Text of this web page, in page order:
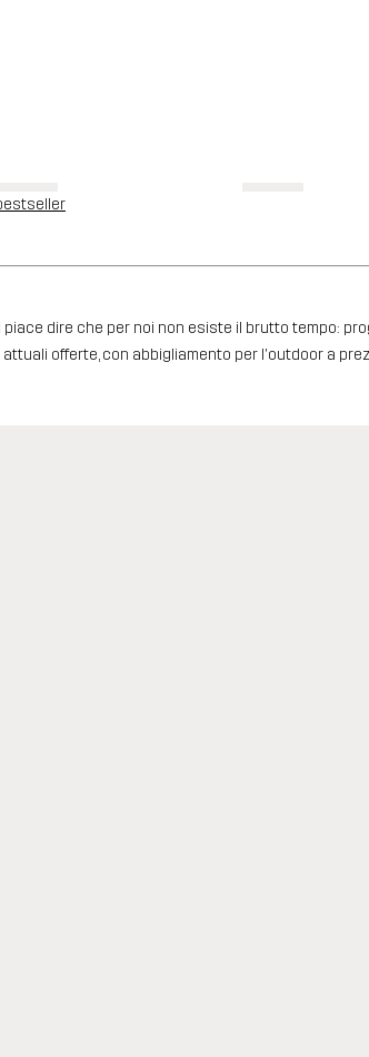
dire che per noi non esiste il brutto tempo:
offerte, con abbigliamento per l'outdoor a